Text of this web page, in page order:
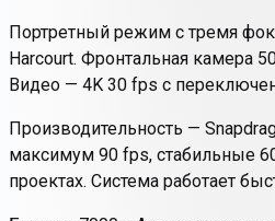
Портретный режим с тремя
Harcourt. Фронтальная камера
Видео — 4K 30 fps с
Производительность —
максимум 90 fps, стабильные
проектах. Система работает